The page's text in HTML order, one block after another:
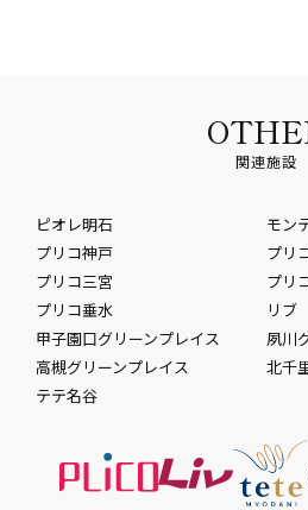
関連施設
ピオレ明石
モン
プリコ神戸
プリ
プリコ三宮
プリ
プリコ垂水
リブ
甲子園口グリーンプレイス
夙川
高槻グリーンプレイス
北千
テテ名谷